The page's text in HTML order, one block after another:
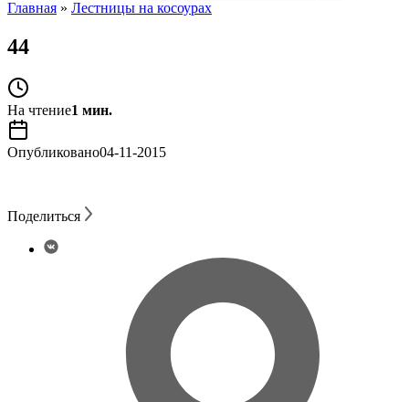
Главная » Лестницы на косоурах
44
На чтение1 мин.
Опубликовано04-11-2015
Поделиться